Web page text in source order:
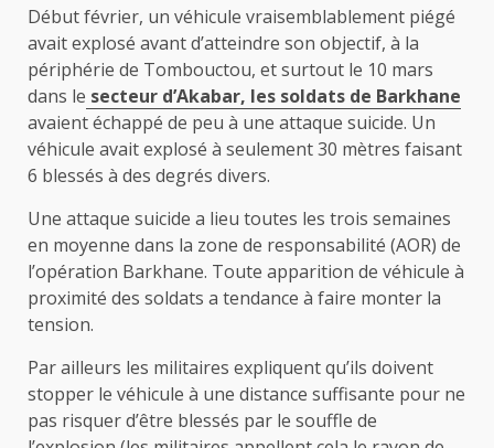
Début février, un véhicule vraisemblablement piégé
avait explosé avant d’atteindre son objectif, à la
périphérie de Tombouctou, et surtout le 10 mars
dans le secteur d’Akabar, les soldats de Barkhane
avaient échappé de peu à une attaque suicide. Un
véhicule avait explosé à seulement 30 mètres faisant
6 blessés à des degrés divers.
Une attaque suicide a lieu toutes les trois semaines
en moyenne dans la zone de responsabilité (AOR) de
l’opération Barkhane. Toute apparition de véhicule à
proximité des soldats a tendance à faire monter la
tension.
Par ailleurs les militaires expliquent qu’ils doivent
stopper le véhicule à une distance suffisante pour ne
pas risquer d’être blessés par le souffle de